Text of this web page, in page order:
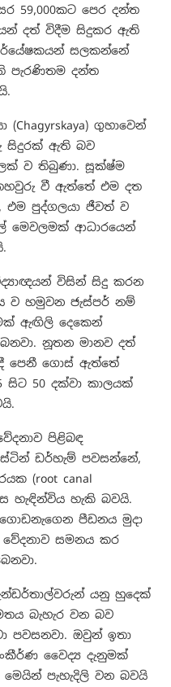
59,000කට පෙර දන්ත
දත් විදීම සිදුකර ඇති
සලකන්නේ
පැරණිතම දන්ත
ගුහාවෙන්
සිදුරක් ඇති බව
ව තිබුණා. සූක්ෂ්ම
වී ඇත්තේ එම දත
එම පුද්ගලයා ජීවත් ව
ආධාරයෙන්
විසින් සිදු කරන
ව හමුවන ජැස්පර් නම්
ඇඟිලි දෙකෙන්
නූතන මානව දත්
පෙනී ගොස් ඇත්තේ
සිට 50 දක්වා කාලයක්
පිළිබඳ
ඩර්හැම් පවසන්නේ,
(root canal
හැඳින්විය හැකි බවයි.
පීඩනය මුදා
සමනය කර
යනු හුදෙක්
බැහැර වන බව
පවසනවා. ඔවුන් ඉතා
වෛද්‍ය දැනුමක්
පැහැදිලි වන බවයි